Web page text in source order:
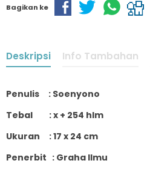
Bagikan ke
Deskripsi Info Tambahan
Penulis : Soenyono
Tebal : x + 254 hlm
Ukuran : 17 x 24 cm
Penerbit : Graha Ilmu